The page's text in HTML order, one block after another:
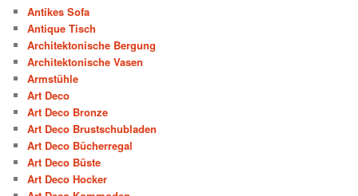
Antikes Sofa
Antique Tisch
Architektonische Bergung
Architektonische Vasen
Armstühle
Art Deco
Art Deco Bronze
Art Deco Brustschubladen
Art Deco Bücherregal
Art Deco Büste
Art Deco Hocker